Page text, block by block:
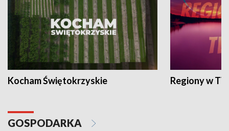
Kocham Świętokrzyskie Regiony w
GOSPODARKA